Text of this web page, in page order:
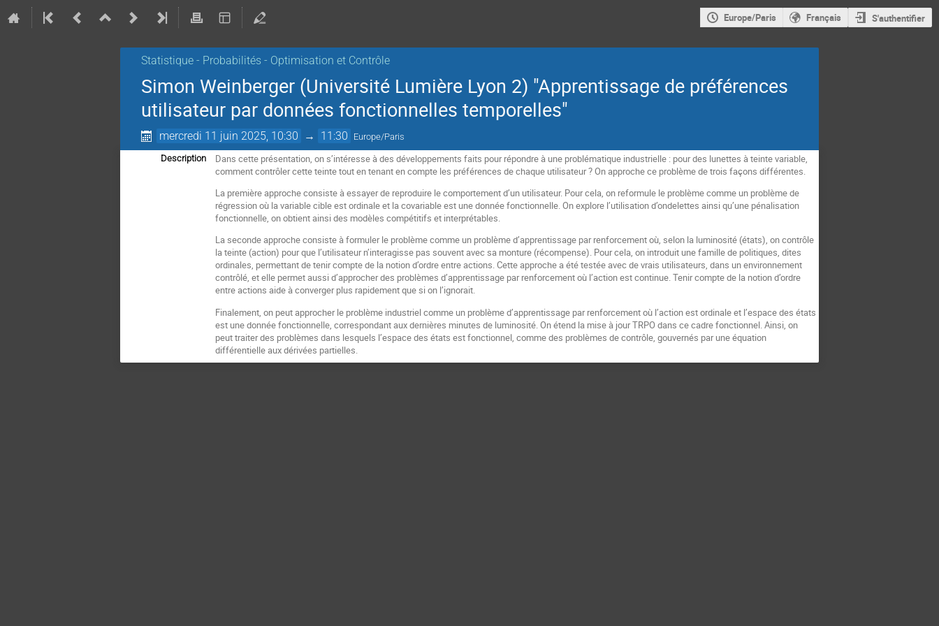
Europe/Paris Français S'authentifier
Statistique - Probabilités - Optimisation et Contrôle
Simon Weinberger (Université Lumière Lyon 2) "Apprentissage de préférences
utilisateur par données fonctionnelles temporelles"
mercredi 11 juin 2025, 10:30 → 11:30 Europe/Paris
Description
Dans cette présentation, on s’intéresse à des développements faits pour répondre à une problématique industrielle : pour des lunettes à teinte variable,
comment contrôler cette teinte tout en tenant en compte les préférences de chaque utilisateur ? On approche ce problème de trois façons différentes.
La première approche consiste à essayer de reproduire le comportement d’un utilisateur. Pour cela, on reformule le problème comme un problème de
régression où la variable cible est ordinale et la covariable est une donnée fonctionnelle. On explore l’utilisation d’ondelettes ainsi qu’une pénalisation
fonctionnelle, on obtient ainsi des modèles compétitifs et interprétables.
La seconde approche consiste à formuler le problème comme un problème d’apprentissage par renforcement où, selon la luminosité (états), on contrôle
la teinte (action) pour que l’utilisateur n’interagisse pas souvent avec sa monture (récompense). Pour cela, on introduit une famille de politiques, dites
ordinales, permettant de tenir compte de la notion d’ordre entre actions. Cette approche a été testée avec de vrais utilisateurs, dans un environnement
contrôlé, et elle permet aussi d’approcher des problèmes d’apprentissage par renforcement où l’action est continue. Tenir compte de la notion d’ordre
entre actions aide à converger plus rapidement que si on l’ignorait.
Finalement, on peut approcher le problème industriel comme un problème d’apprentissage par renforcement où l’action est ordinale et l’espace des états
est une donnée fonctionnelle, correspondant aux dernières minutes de luminosité. On étend la mise à jour TRPO dans ce cadre fonctionnel. Ainsi, on
peut traiter des problèmes dans lesquels l’espace des états est fonctionnel, comme des problèmes de contrôle, gouvernés par une équation
différentielle aux dérivées partielles.